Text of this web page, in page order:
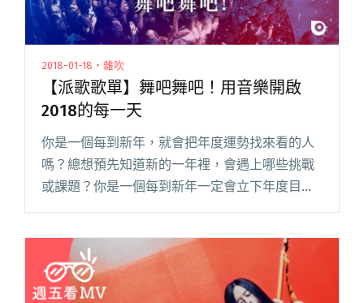
2018-01-18・雜吹
【派歌歌單】舞吧舞吧！用音樂開啟
2018的每一天
你是一個每到新年，就會把年度運勢找來看的人
嗎？總想預先知道新的一年裡，會遇上哪些挑戰
或課題？你是一個每到新年一定會立下年度目
標，激勵自己達陣的人嗎？總希望每一年的自己
如何看待新的一年，相信多少也會充閱讀全文
"【派歌歌單】舞吧舞吧！用音樂開啟2018的每一
天"